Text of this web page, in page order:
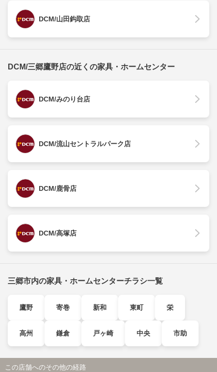
DCM/山田鈎取店
DCM/三郷鷹野店の近くの家具・ホームセンター
DCM/みのり台店
DCM/流山セントラルパーク店
DCM/鹿骨店
DCM/高塚店
三郷市内の家具・ホームセンターチラシ一覧
鷹野 寄巻 新和 東町 栄
高州 鎌倉 戸ヶ崎 中央 市助
この店舗へのその他の経路